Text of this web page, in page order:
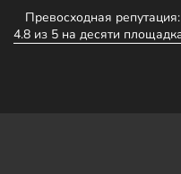
Превосходная репутация:
4.8 из 5 на десяти